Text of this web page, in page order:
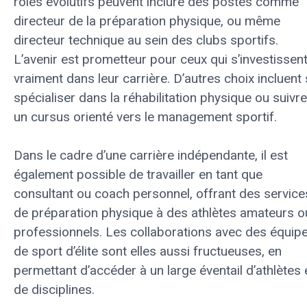
directeur de la préparation physique, ou même
directeur technique au sein des clubs sportifs.
L’avenir est prometteur pour ceux qui s’investissent
vraiment dans leur carrière. D’autres choix incluent
spécialiser dans la réhabilitation physique ou suivre
un cursus orienté vers le management sportif.
Dans le cadre d’une carrière indépendante, il est
également possible de travailler en tant que
consultant ou coach personnel, offrant des
de préparation physique à des athlètes amateurs
professionnels. Les collaborations avec des
de sport d’élite sont elles aussi fructueuses, en
permettant d’accéder à un large éventail d’athlètes
de disciplines.